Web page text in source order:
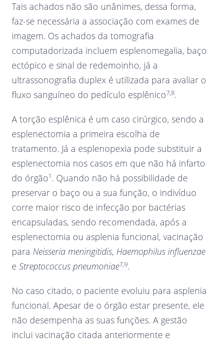
Tais achados não são unânimes, dessa forma,
faz-se necessária a associação com exames de
imagem. Os achados da tomografia
computadorizada incluem esplenomegalia, baço
ectópico e sinal de redemoinho, já a
ultrassonografia duplex é utilizada para avaliar o
fluxo sanguíneo do pedículo esplênico7,8.
A torção esplênica é um caso cirúrgico, sendo a
esplenectomia a primeira escolha de
tratamento. Já a esplenopexia pode substituir a
esplenectomia nos casos em que não há infarto
do órgão1. Quando não há possibilidade de
preservar o baço ou a sua função, o indivíduo
corre maior risco de infecção por bactérias
encapsuladas, sendo recomendada, após a
esplenectomia ou asplenia funcional, vacinação
para Neisseria meningitidis, Haemophilus influenzae
e Streptococcus pneumoniae7,9.
No caso citado, o paciente evoluiu para asplenia
funcional. Apesar de o órgão estar presente, ele
não desempenha as suas funções. A gestão
inclui vacinação citada anteriormente e